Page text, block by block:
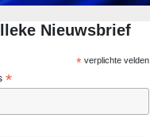
Nieuwsbrief
*verplichte velden
*